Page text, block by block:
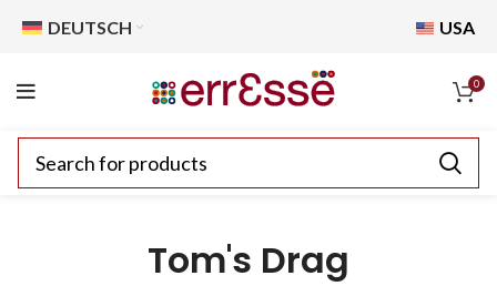
DEUTSCH USA
0
Tom's Drag